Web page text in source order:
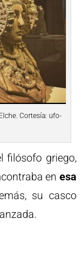
Cortesía: ufo-
filósofo griego,
en esa
su casco